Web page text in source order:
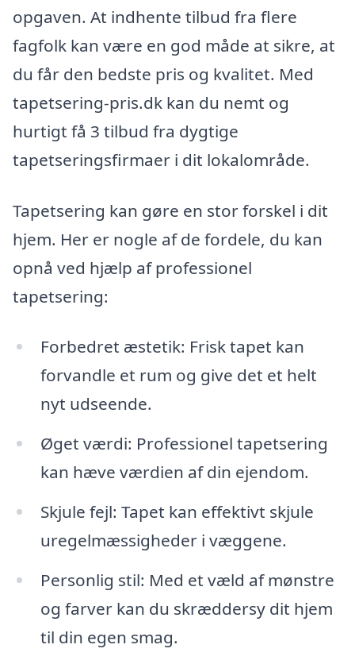
opgaven. At indhente tilbud fra flere
fagfolk kan være en god måde at sikre, at
du får den bedste pris og kvalitet. Med
tapetsering-pris.dk kan du nemt og
hurtigt få 3 tilbud fra dygtige
tapetseringsfirmaer i dit lokalområde.
Tapetsering kan gøre en stor forskel i dit
hjem. Her er nogle af de fordele, du kan
opnå ved hjælp af professionel
tapetsering:
Forbedret æstetik: Frisk tapet kan
forvandle et rum og give det et helt
nyt udseende.
Øget værdi: Professionel tapetsering
kan hæve værdien af din ejendom.
Skjule fejl: Tapet kan effektivt skjule
uregelmæssigheder i væggene.
Personlig stil: Med et væld af mønstre
og farver kan du skræddersy dit hjem
til din egen smag.